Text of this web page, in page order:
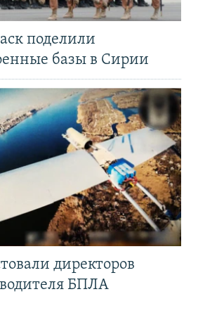
поделили
базы в Сирии
директоров
БПЛА